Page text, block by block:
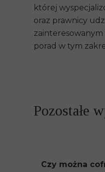
Czy można
Pozostałe
której
oraz prawnicy
porad w tym